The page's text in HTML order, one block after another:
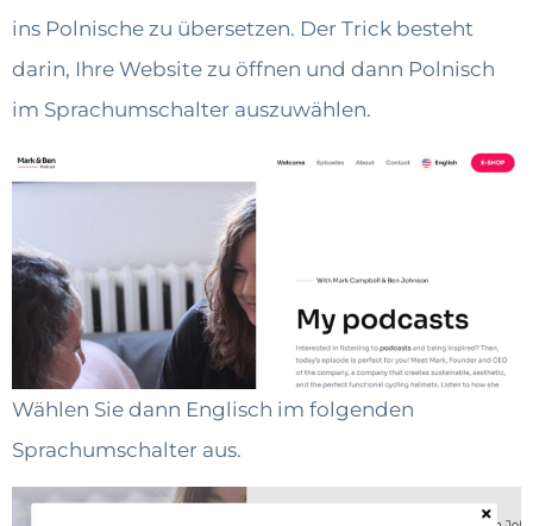
ins Polnische zu übersetzen. Der Trick besteht
darin, Ihre Website zu öffnen und dann Polnisch
im Sprachumschalter auszuwählen.
Wählen Sie dann Englisch im folgenden
Sprachumschalter aus.